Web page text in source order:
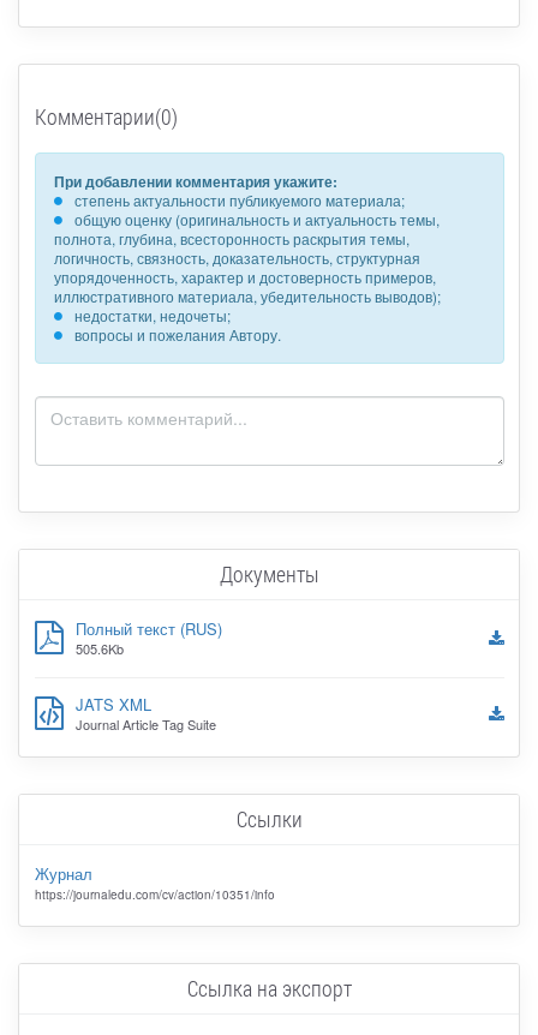
Комментарии(0)
При добавлении комментария укажите:
степень актуальности публикуемого материала;
общую оценку (оригинальность и актуальность темы,
полнота, глубина, всесторонность раскрытия темы,
логичность, связность, доказательность, структурная
упорядоченность, характер и достоверность примеров,
иллюстративного материала, убедительность выводов);
недостатки, недочеты;
вопросы и пожелания Автору.
Документы
Полный текст (RUS)
505.6Kb
JATS XML
Journal Article Tag Suite
Ссылки
Журнал
https://journaledu.com/cv/action/10351/info
Ссылка на экспорт